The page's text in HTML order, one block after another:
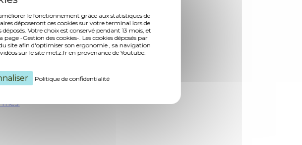
le fonctionnement grâce aux statistiques de
déposeront ces cookies sur votre terminal lors de
Votre choix est conservé pendant 13 mois, et
-Gestion des cookies-. Les cookies déposés par
site afin d'optimiser son ergonomie , sa navigation
sur le site metz.fr en provenance de Youtube.
Politique de confidentialité